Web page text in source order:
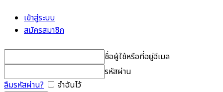
เข้าสู่ระบบ
สมัครสมาชิก
ชื่อผู้ใช้หรือที่อยู่อีเมล
รหัสผ่าน
ลืมรหัสผ่าน?
จำฉันไว้